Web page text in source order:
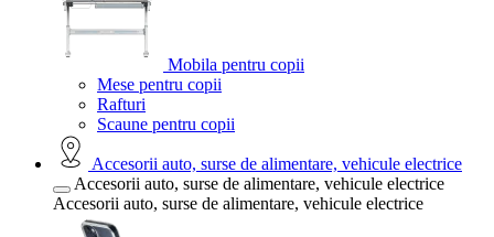
Mobila pentru copii
Mese pentru copii
Rafturi
Scaune pentru copii
Accesorii auto, surse de alimentare, vehicule electrice
Accesorii auto, surse de alimentare, vehicule electrice
Accesorii auto, surse de alimentare, vehicule electrice